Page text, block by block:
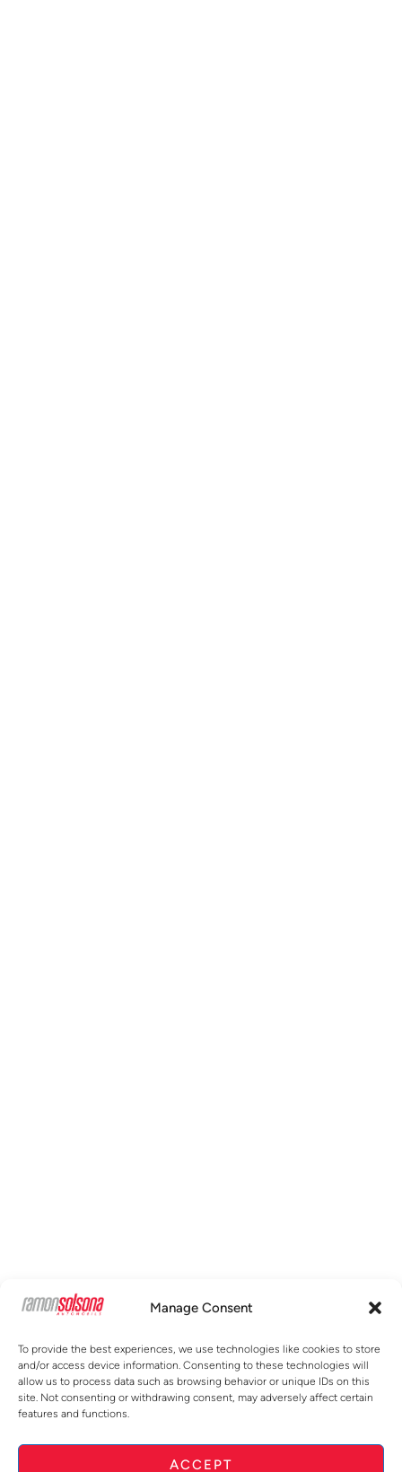
Manage Consent
To provide the best experiences, we use technologies like cookies to store
and/or access device information. Consenting to these technologies will
allow us to process data such as browsing behavior or unique IDs on this
site. Not consenting or withdrawing consent, may adversely affect certain
features and functions.
ACCEPT